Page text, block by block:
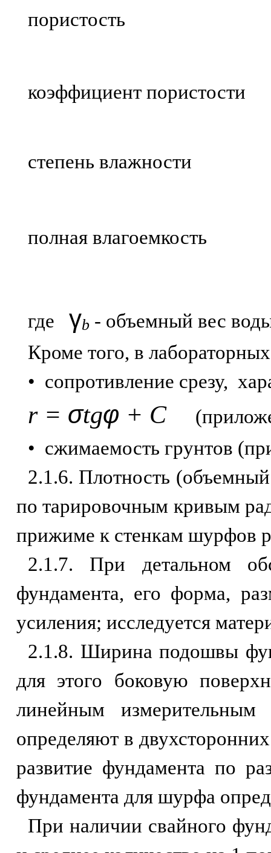
пористость
коэффициент пористости
степень влажности
полная влагоемкость
где γb - объемный вес
Кроме того, в
• сопротивление срезу,
r = σtgφ + С
• сжимаемость грунтов
2.1.6. Плотность (объемный
по тарировочным кривым
прижиме к стенкам шурфов
2.1.7. При детальном
фундамента, его форма,
усиления; исследуется
2.1.8. Ширина подошвы
для этого боковую
линейным
определяют в
развитие фундамента по
фундамента для шурфа
При наличии свайного